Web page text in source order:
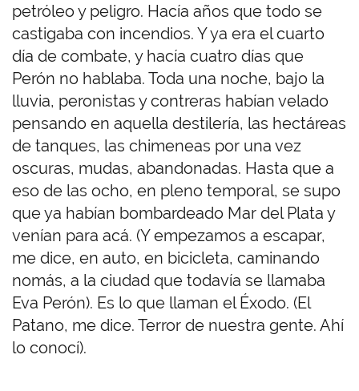
petróleo y peligro. Hacía años que todo se
castigaba con incendios. Y ya era el cuarto
día de combate, y hacía cuatro días que
Perón no hablaba. Toda una noche, bajo la
lluvia, peronistas y contreras habían velado
pensando en aquella destilería, las hectáreas
de tanques, las chimeneas por una vez
oscuras, mudas, abandonadas. Hasta que a
eso de las ocho, en pleno temporal, se supo
que ya habían bombardeado Mar del Plata y
venían para acá. (Y empezamos a escapar,
me dice, en auto, en bicicleta, caminando
nomás, a la ciudad que todavía se llamaba
Eva Perón). Es lo que llaman el Éxodo. (El
Patano, me dice. Terror de nuestra gente. Ahí
lo conocí).